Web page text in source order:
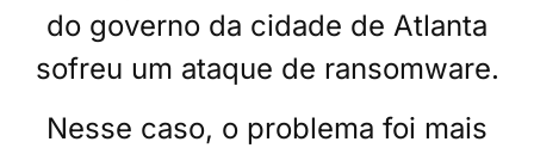
do governo da cidade de Atlanta
sofreu um ataque de ransomware.
Nesse caso, o problema foi mais